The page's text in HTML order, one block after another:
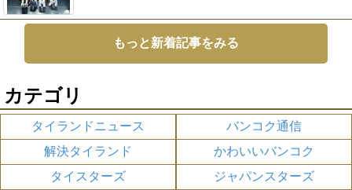
もっと新着記事をみる
カテゴリ
タイランドニュース
バンコク通信
解決タイランド
かわいいバンコク
タイスターズ
ジャパンスターズ